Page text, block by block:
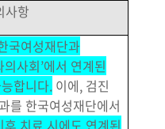
사항
국여성재단과
사회’에서 연계된
합니다. 이에, 검진
를 한국여성재단에서
후 치료 시에도 연계된